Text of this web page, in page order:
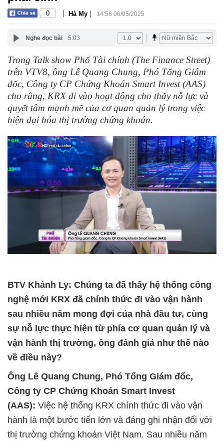
0 | Hà My | 14:56 06/05/2025
Nghe đọc bài 5:03
Trong Talk show Phố Tài chính (The Finance Street)
trên VTV8, ông Lê Quang Chung, Phó Tổng Giám
đốc, Công ty CP Chứng Khoán Smart Invest (AAS)
cho rằng, KRX đi vào hoạt động cho thấy nỗ lực và
quyết tâm mạnh mẽ của cơ quan quản lý trong việc
hiện đại hóa thị trường chứng khoán.
BTV Khánh Ly: Chúng ta đã thấy hệ thống công
nghệ mới KRX đã chính thức đi vào vận hành
sau nhiều năm mong đợi của nhà đầu tư, cùng
sự nỗ lực thực hiện từ phía cơ quan quản lý và
vận hành thị trường, ông đánh giá như thế nào
về điều này?
Ông Lê Quang Chung, Phó Tổng Giám đốc,
Công ty CP Chứng Khoán Smart Invest
(AAS): Việc hệ thống KRX chính thức đi vào vận
hành là một bước tiến lớn và đáng ghi nhận đối với
thị trường chứng khoán Việt Nam. Sau nhiều năm